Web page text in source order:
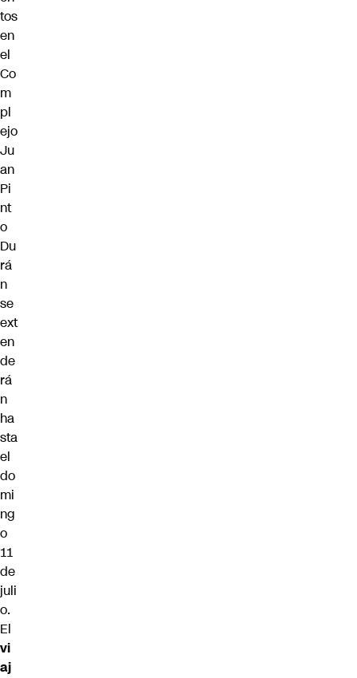
tos
en
el
Co
m
pl
ejo
Ju
an
Pi
nt
o
Du
rá
n
se
ext
en
de
rá
n
ha
sta
el
do
mi
ng
o
11
de
juli
o.
El
vi
aj